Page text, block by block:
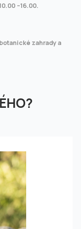
–16.00.
zahrady a